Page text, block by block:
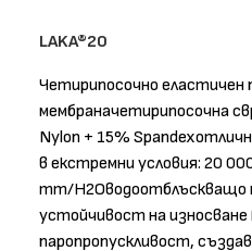
LAKA®20
Четирипосочно еластичен
мембраначетирипосочна
Nylon + 15%
в екстремни условия: 20
mm/H2Oводоотблъскващо
устойчивост на износване
паропропускливост,